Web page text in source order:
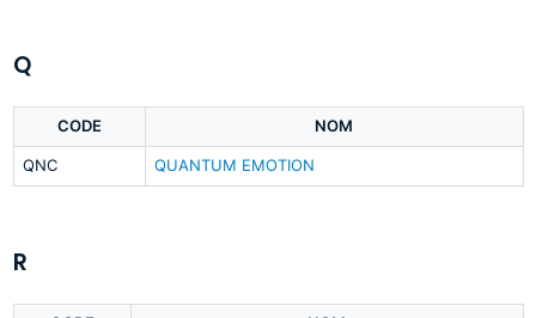
Q
CODE NOM
QNC QUANTUM EMOTION
R